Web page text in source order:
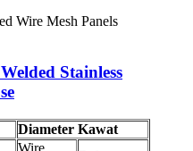
Stainless
Diameter Kawat
Wire